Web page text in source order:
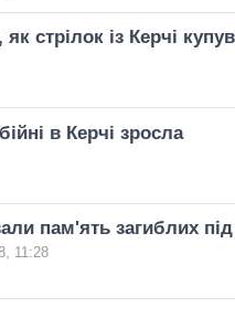
стрілок із Керчі
в Керчі зросла
пам'ять загиблих під
11:28